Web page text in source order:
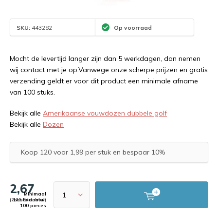
SKU: 443282 Op voorraad
Mocht de levertijd langer zijn dan 5 werkdagen, dan nemen
wij contact met je op.Vanwege onze scherpe prijzen en gratis
verzending geldt er voor dit product een minimale afname
van 100 stuks.
Bekijk alle Amerikaanse vouwdozen dubbele golf
Bekijk alle Dozen
Koop 120 voor 1,99 per stuk en bespaar 10%
2,67
(2,21 Excl. btw)
Minimaal
bestelaantal:
100 pieces